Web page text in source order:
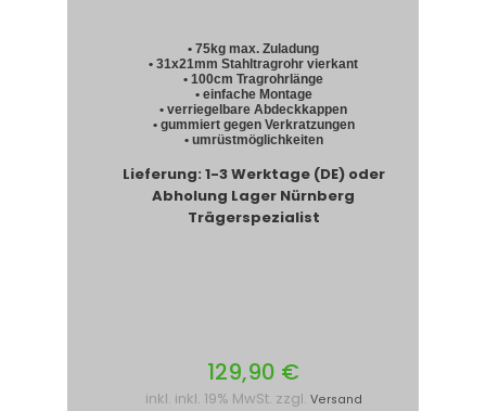
• 75kg max. Zuladung
• 31x21mm Stahltragrohr vierkant
• 100cm Tragrohrlänge
• einfache Montage
• verriegelbare Abdeckkappen
• gummiert gegen Verkratzungen
• umrüstmöglichkeiten
Lieferung: 1-3 Werktage (DE) oder
Abholung Lager Nürnberg
Trägerspezialist
129,90 €
inkl. inkl. 19% MwSt. zzgl. Versand